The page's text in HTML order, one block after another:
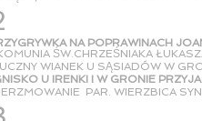
NA POPRAWINACH
ŚW.CHRZEŚNIAKA
WIANEK U SĄSIADÓW W
U IRENKI I W GRONIE
PAR. WIERZBICA